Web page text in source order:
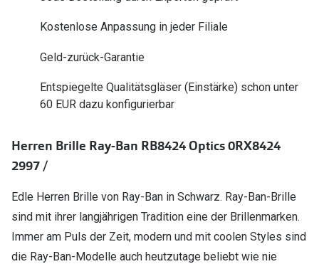
Transitions Gläser
Zubehör
Brillenetuis
Brillenkettchen
Kostenlose Anpassung in jeder Filiale
Geld-zurück-Garantie
Entspiegelte Qualitätsgläser (Einstärke) schon unter
60 EUR dazu konfigurierbar
Herren Brille Ray-Ban RB8424 Optics 0RX8424
2997 /
Edle Herren Brille von Ray-Ban in Schwarz. Ray-Ban-Brille
sind mit ihrer langjährigen Tradition eine der Brillenmarken.
Immer am Puls der Zeit, modern und mit coolen Styles sind
die Ray-Ban-Modelle auch heutzutage beliebt wie nie